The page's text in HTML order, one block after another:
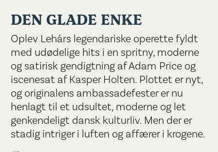
DEN GLADE ENKE
Oplev Lehárs legendariske operette fyldt
med udødelige hits i en spritny, moderne
og satirisk gendigtning af Adam Price og
iscenesat af Kasper Holten. Plottet er nyt,
og originalens ambassadefester er nu
henlagt til et udsultet, moderne og let
genkendeligt dansk kulturliv. Men der er
stadig intriger i luften og affærer i krogene.